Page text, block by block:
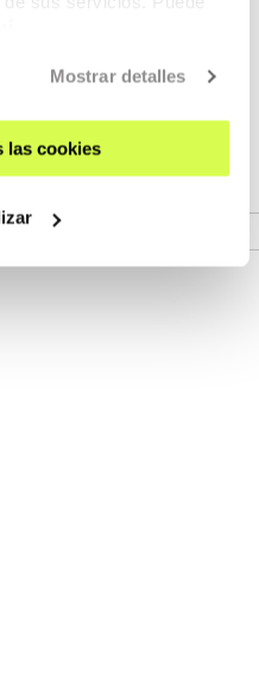
Mostrar detalles
las cookies
dituzten aukera eta